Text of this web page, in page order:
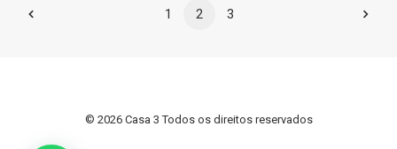
1 2 3
© 2026 Casa 3 Todos os direitos reservados